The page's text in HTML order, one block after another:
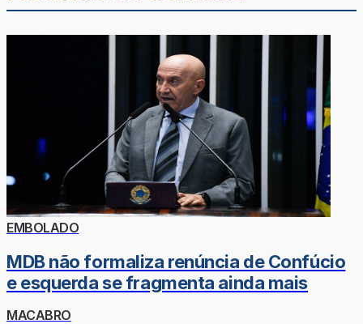
EMBOLADO
MDB não formaliza renúncia de Confúcio
e esquerda se fragmenta ainda mais
MACABRO